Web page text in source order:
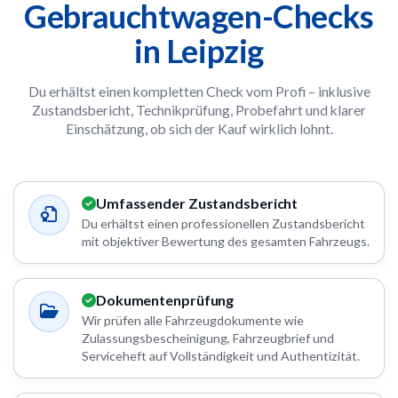
Gebrauchtwagen-Checks
in Leipzig
Du erhältst einen kompletten Check vom Profi – inklusive
Zustandsbericht, Technikprüfung, Probefahrt und klarer
Einschätzung, ob sich der Kauf wirklich lohnt.
Umfassender Zustandsbericht
Du erhältst einen professionellen Zustandsbericht
mit objektiver Bewertung des gesamten Fahrzeugs.
Dokumentenprüfung
Wir prüfen alle Fahrzeugdokumente wie
Zulassungsbescheinigung, Fahrzeugbrief und
Serviceheft auf Vollständigkeit und Authentizität.